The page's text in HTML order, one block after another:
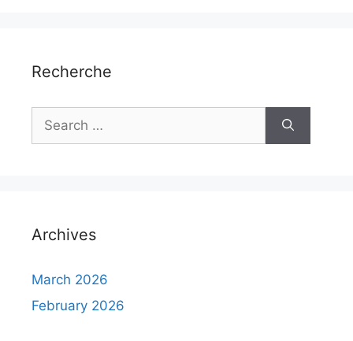
Recherche
for:
Archives
March 2026
February 2026